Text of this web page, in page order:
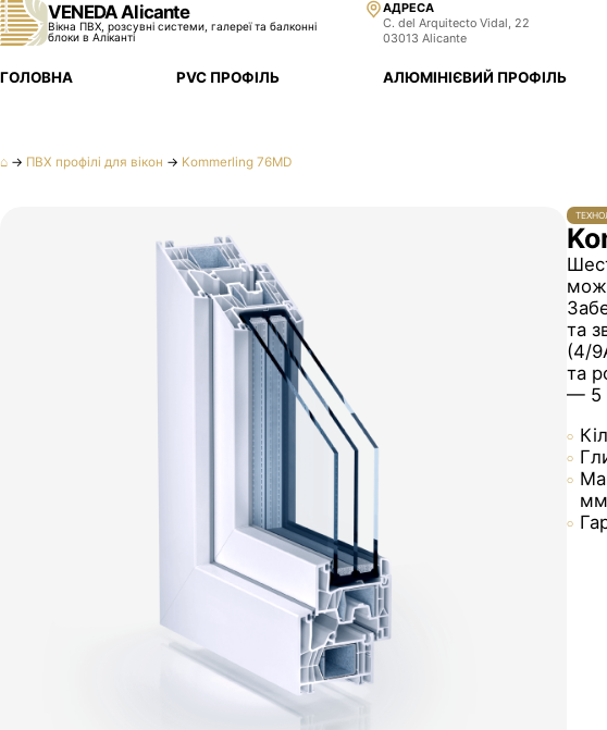
VENEDA Alicante
Вікна ПВХ, розсувні системи, галереї та балконні
блоки в Аліканті
АДРЕСА
C. del Arquitecto Vidal, 22
03013 Alicante
ГОЛОВНА PVC ПРОФІЛЬ АЛЮМІНІЄВИЙ ПРОФІЛЬ
⌂ → ПВХ профілі для вікон → Kommerling 76MD
та
(4/
та
— 5
мм